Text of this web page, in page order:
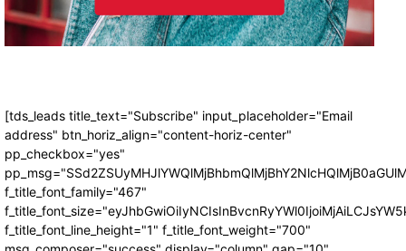
[tds_leads title_text="Subscribe" input_placeholder="Email
address" btn_horiz_align="content-horiz-center"
pp_checkbox="yes"
f_title_font_family="467"
f_title_font_line_height="1" f_title_font_weight="700"